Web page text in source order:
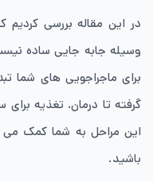
وسیله جابه جایی ساده
برای ماجراجویی های شما
گرفته تا درمان، تغذیه
این مراحل به شما کمک می
باشید.